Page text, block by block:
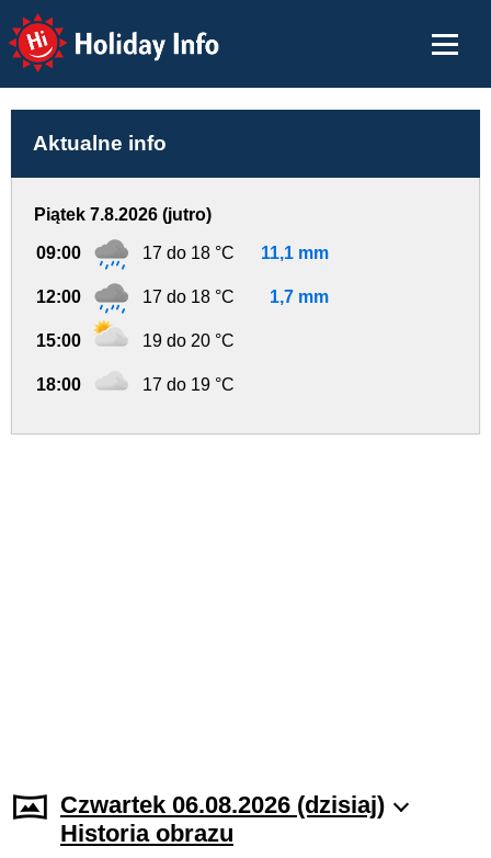
Holiday Info
Aktualne info
Piątek 7.8.2026 (jutro)
09:00 17 do 18 °C 11,1 mm
12:00 17 do 18 °C 1,7 mm
15:00 19 do 20 °C
18:00 17 do 19 °C
Czwartek 06.08.2026 (dzisiaj)
Historia obrazu